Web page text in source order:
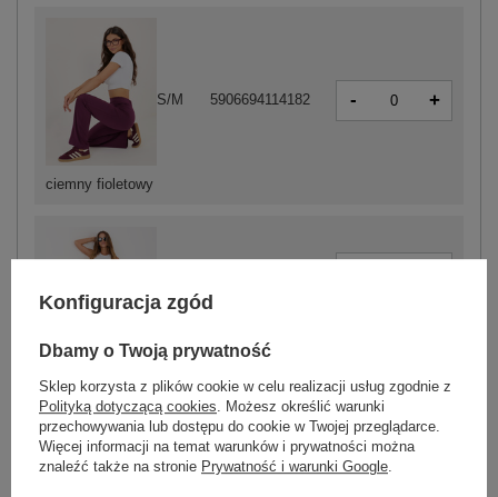
ciemny fioletowy
S/M 5906694114182 - +
czarny
L/XL 5906694114137
ZALOGUJ SIĘ I ZOBACZ CENĘ
Konfiguracja zgód
Dbamy o Twoją prywatność
Sklep korzysta z plików cookie w celu realizacji usług zgodnie z
Polityką dotyczącą cookies . Możesz określić warunki
przechowywania lub dostępu do cookie w Twojej przeglądarce.
Więcej informacji na temat warunków i prywatności można
znaleźć także na stronie Prywatność i warunki Google